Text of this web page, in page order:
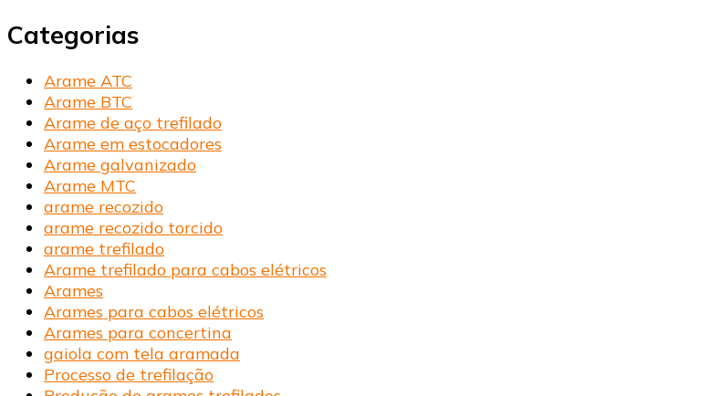
Categorias
Arame ATC
Arame BTC
Arame de aço trefilado
Arame em estocadores
Arame galvanizado
Arame MTC
arame recozido
arame recozido torcido
arame trefilado
Arame trefilado para cabos elétricos
Arames
Arames para cabos elétricos
Arames para concertina
gaiola com tela aramada
Processo de trefilação